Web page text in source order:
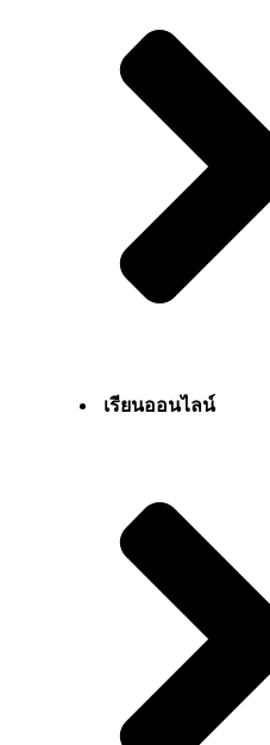
เรียนออนไลน์